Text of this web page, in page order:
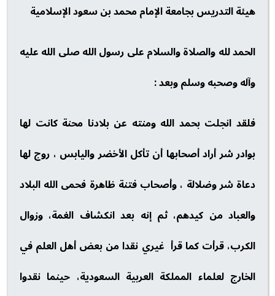
هيئة التدريس بجامعة الإمام محمد بن سعود الإسلامية
الحمد لله والصلاة والسلام على رسول الله صلى الله عليه
وآله وصحبه وسلم وبعد :
فلقد انجلت بحمد الله ومنته عن بلادنا محنة كانت لها
بوادر شر أراد أصحابها أن تأكل الأخضر واليابس ، روج لها
دعاة شر وضلالة ، وأصحاب فتنة ظاهرة فحمى الله البلاد
والعباد من كيدهم، ثم إنه بعد انكشاف الغمة، وزوال
الكرب، قرأت كما قرأ غيري نقدا من بعض أهل العلم في
الخارج لعلماء المملكة العربية السعودية، حينما نقدوا